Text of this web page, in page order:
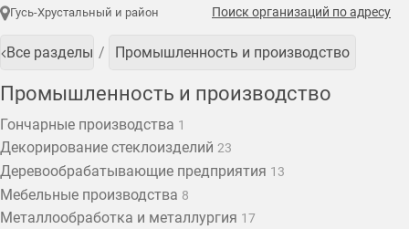
Гусь-Хрустальный и район Поиск организаций по адресу
Все разделы Промышленность и производство
Промышленность и производство
Гончарные производства 1
Декорирование стеклоизделий 23
Деревообрабатывающие предприятия 13
Мебельные производства 8
Металлообработка и металлургия 17